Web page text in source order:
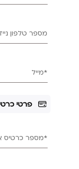
מספר טלפון
*מייל
פרטי
*מספר כרטיס